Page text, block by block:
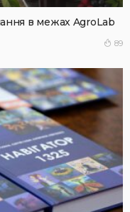
в межах AgroLab
89